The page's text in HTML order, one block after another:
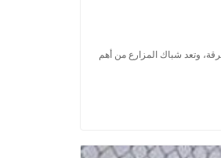
وتعد شباك المزارع من أهم